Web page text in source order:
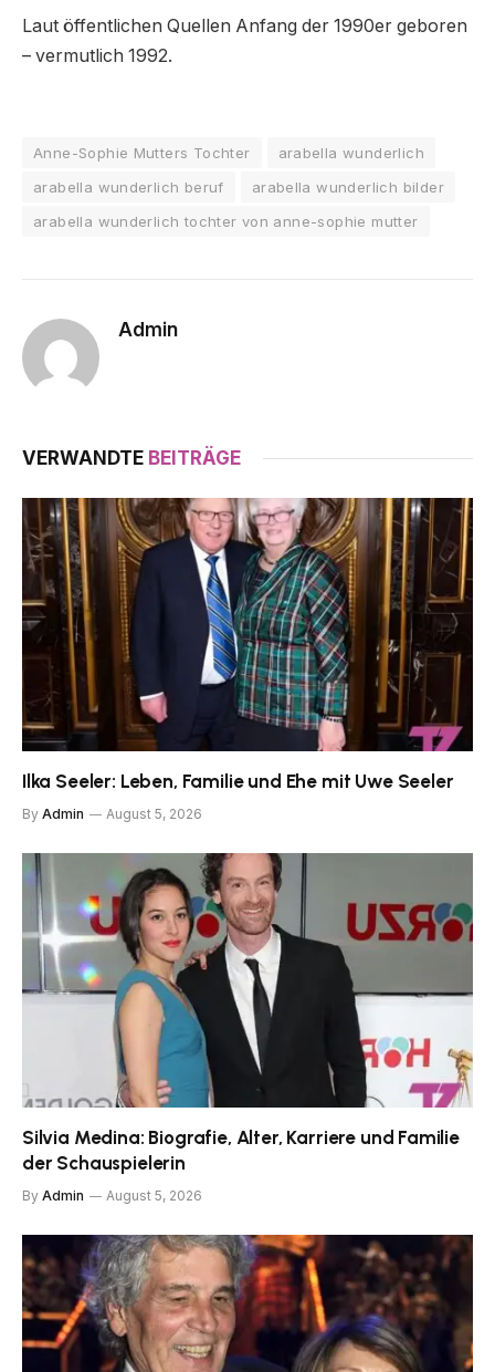
Laut öffentlichen Quellen Anfang der 1990er geboren
– vermutlich 1992.
Anne-Sophie Mutters Tochter
arabella wunderlich
arabella wunderlich beruf
arabella wunderlich bilder
arabella wunderlich tochter von anne-sophie mutter
Admin
VERWANDTE BEITRÄGE
Ilka Seeler: Leben, Familie und Ehe mit Uwe Seeler
By Admin August 5, 2026
Silvia Medina: Biografie, Alter, Karriere und Familie
der Schauspielerin
By Admin August 5, 2026